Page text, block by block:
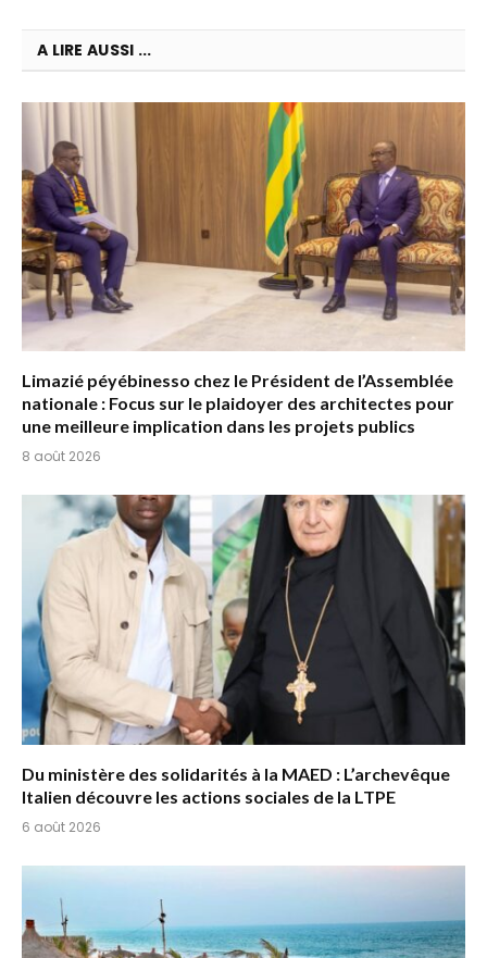
A LIRE AUSSI ...
Limazié péyébinesso chez le Président de l’Assemblée
nationale : Focus sur le plaidoyer des architectes pour
une meilleure implication dans les projets publics
8 août 2026
Du ministère des solidarités à la MAED : L’archevêque
Italien découvre les actions sociales de la LTPE
6 août 2026